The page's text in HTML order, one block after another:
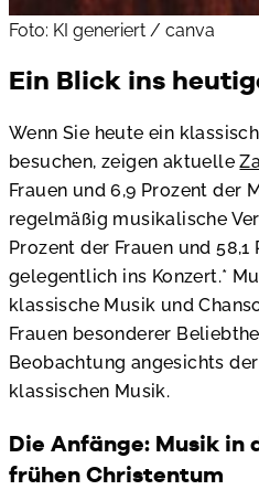
Foto: KI generiert / canva
Ein Blick ins
Wenn Sie heute ein
besuchen, zeigen aktuelle
Frauen und 6,9 Prozent der
regelmäßig musikalische
Prozent der Frauen und
gelegentlich ins Konzert.*
klassische Musik und
Frauen besonderer
Beobachtung angesichts
klassischen Musik.
Die Anfänge: Musik in
frühen Christentum